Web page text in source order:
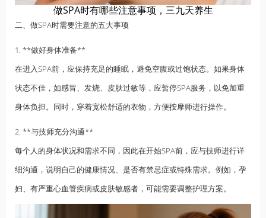
做SPA时有哪些注意事项，三九天养生
二、做SPA时需要注意的五大事项
1. **做好身体准备**
在进入SPA前，应保持充足的睡眠，避免空腹或过饱状态。如果身体
状态不佳，如感冒、发烧、皮肤过敏等，应暂停SPA服务，以免加重
身体负担。同时，穿着宽松舒适的衣物，方便按摩师进行操作。
2. **与技师充分沟通**
每个人的身体状况和需求不同，因此在开始SPA前，应与技师进行详
细沟通，说明自己的健康情况、是否有禁忌症或特殊需求。例如，孕
妇、有严重心血管疾病或皮肤敏感者，可能需要调整护理方案。